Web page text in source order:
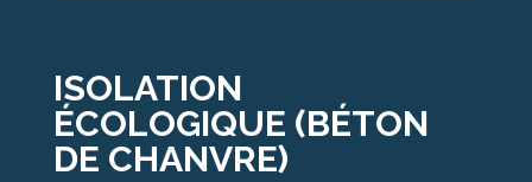
ISOLATION
ÉCOLOGIQUE (BÉTON
DE CHANVRE)